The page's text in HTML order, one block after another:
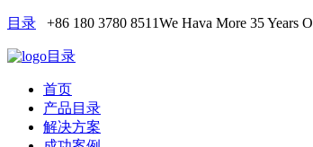
目录 +86 180 3780 8511We Hava More 35 Years
目录
首页
产品目录
解决方案